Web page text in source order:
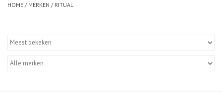
HOME / MERKEN / RITUAL